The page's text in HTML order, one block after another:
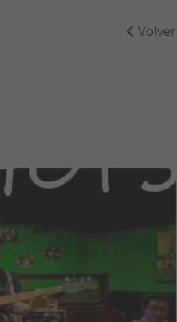
Volver